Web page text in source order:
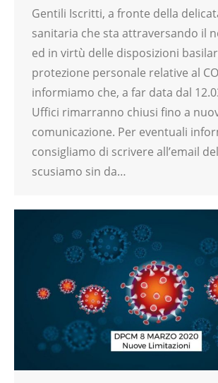
Gentili Iscritti, a fronte della
sanitaria che sta attraversando il
ed in virtù delle disposizioni
protezione personale relative al
informiamo che, a far data dal
Uffici rimarranno chiusi fino a
comunicazione. Per eventuali
consigliamo di scrivere all’email
scusiamo sin da…